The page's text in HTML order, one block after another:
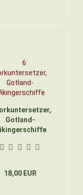
Gotland-
18,00 EUR